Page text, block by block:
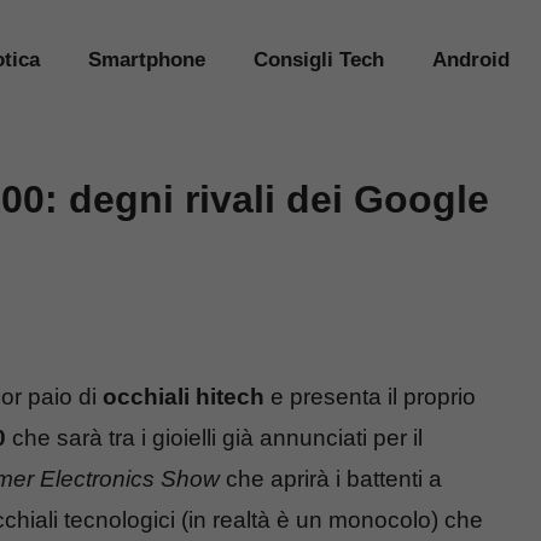
Smartphone Consigli Tech Android
degni rivali dei Google
paio di occhiali hitech e presenta il proprio
che sarà tra i gioielli già annunciati per il
Electronics Showche aprirà i battenti a
tecnologici (in realtà è un monocolo) che